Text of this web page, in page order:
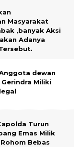
Masyarakat
,banyak Aksi
Adanya
dewan
Miliki
Turun
Emas Milik
Bebas